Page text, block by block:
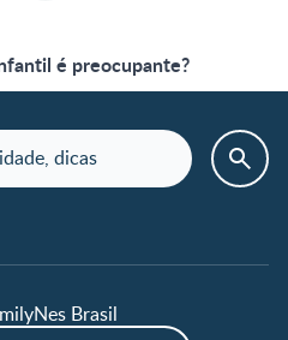
é preocupante?
Brasil